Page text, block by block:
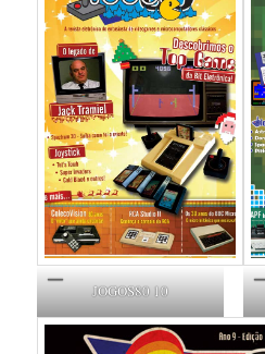
JOGOS80 10